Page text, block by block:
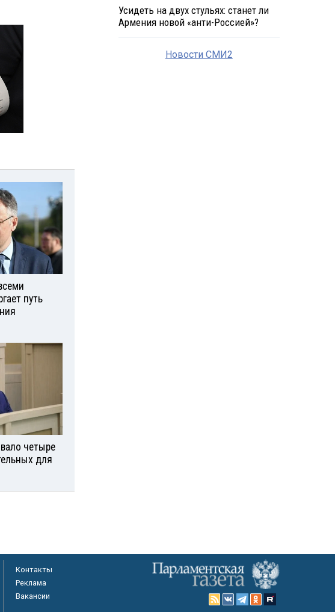
путь
четыре
для
Усидеть на двух стульях: станет ли
Армения новой «анти-Россией»?
Новости СМИ2
Контакты
Реклама
Вакансии